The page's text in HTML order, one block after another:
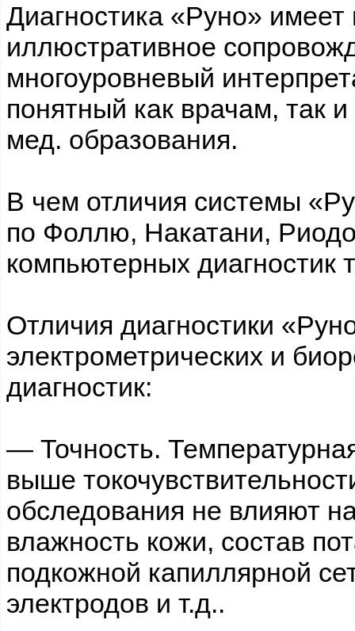
Диагностика «Руно» имеет
иллюстративное
многоуровневый
понятный как врачам, так
мед. образования.
В чем отличия системы
по Фоллю, Накатани,
компьютерных диагностик
Отличия диагностики
электрометрических и
диагностик:
— Точность.
выше
обследования не влияют
влажность кожи, состав
подкожной капиллярной
электродов и т.д..